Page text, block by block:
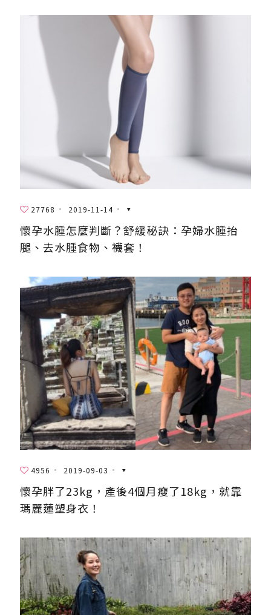
27768 2019-11-14
懷孕水腫怎麼判斷？舒緩秘訣：孕婦水腫抬
腿、去水腫食物、襪套！
4956 2019-09-03
懷孕胖了23kg，產後4個月瘦了18kg，就靠
瑪麗蓮塑身衣！